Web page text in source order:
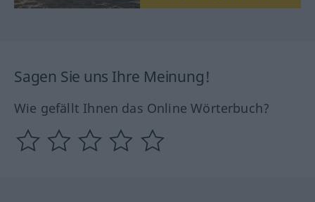
Sagen Sie uns Ihre Meinung!
Wie gefällt Ihnen das Online Wörterbuch?